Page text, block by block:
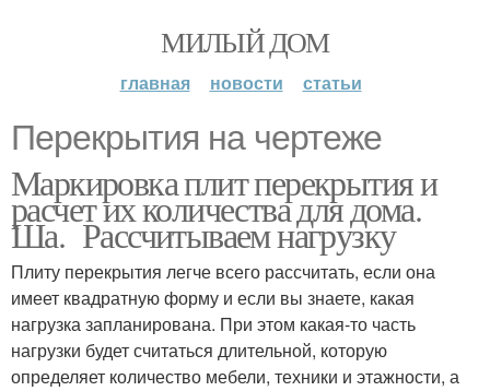
МИЛЫЙ ДОМ
главная новости статьи
Перекрытия на чертеже
Маркировка плит перекрытия и
расчет их количества для дома.
Ша. Рассчитываем нагрузку
Плиту перекрытия легче всего рассчитать, если она
имеет квадратную форму и если вы знаете, какая
нагрузка запланирована. При этом какая-то часть
нагрузки будет считаться длительной, которую
определяет количество мебели, техники и этажности, а